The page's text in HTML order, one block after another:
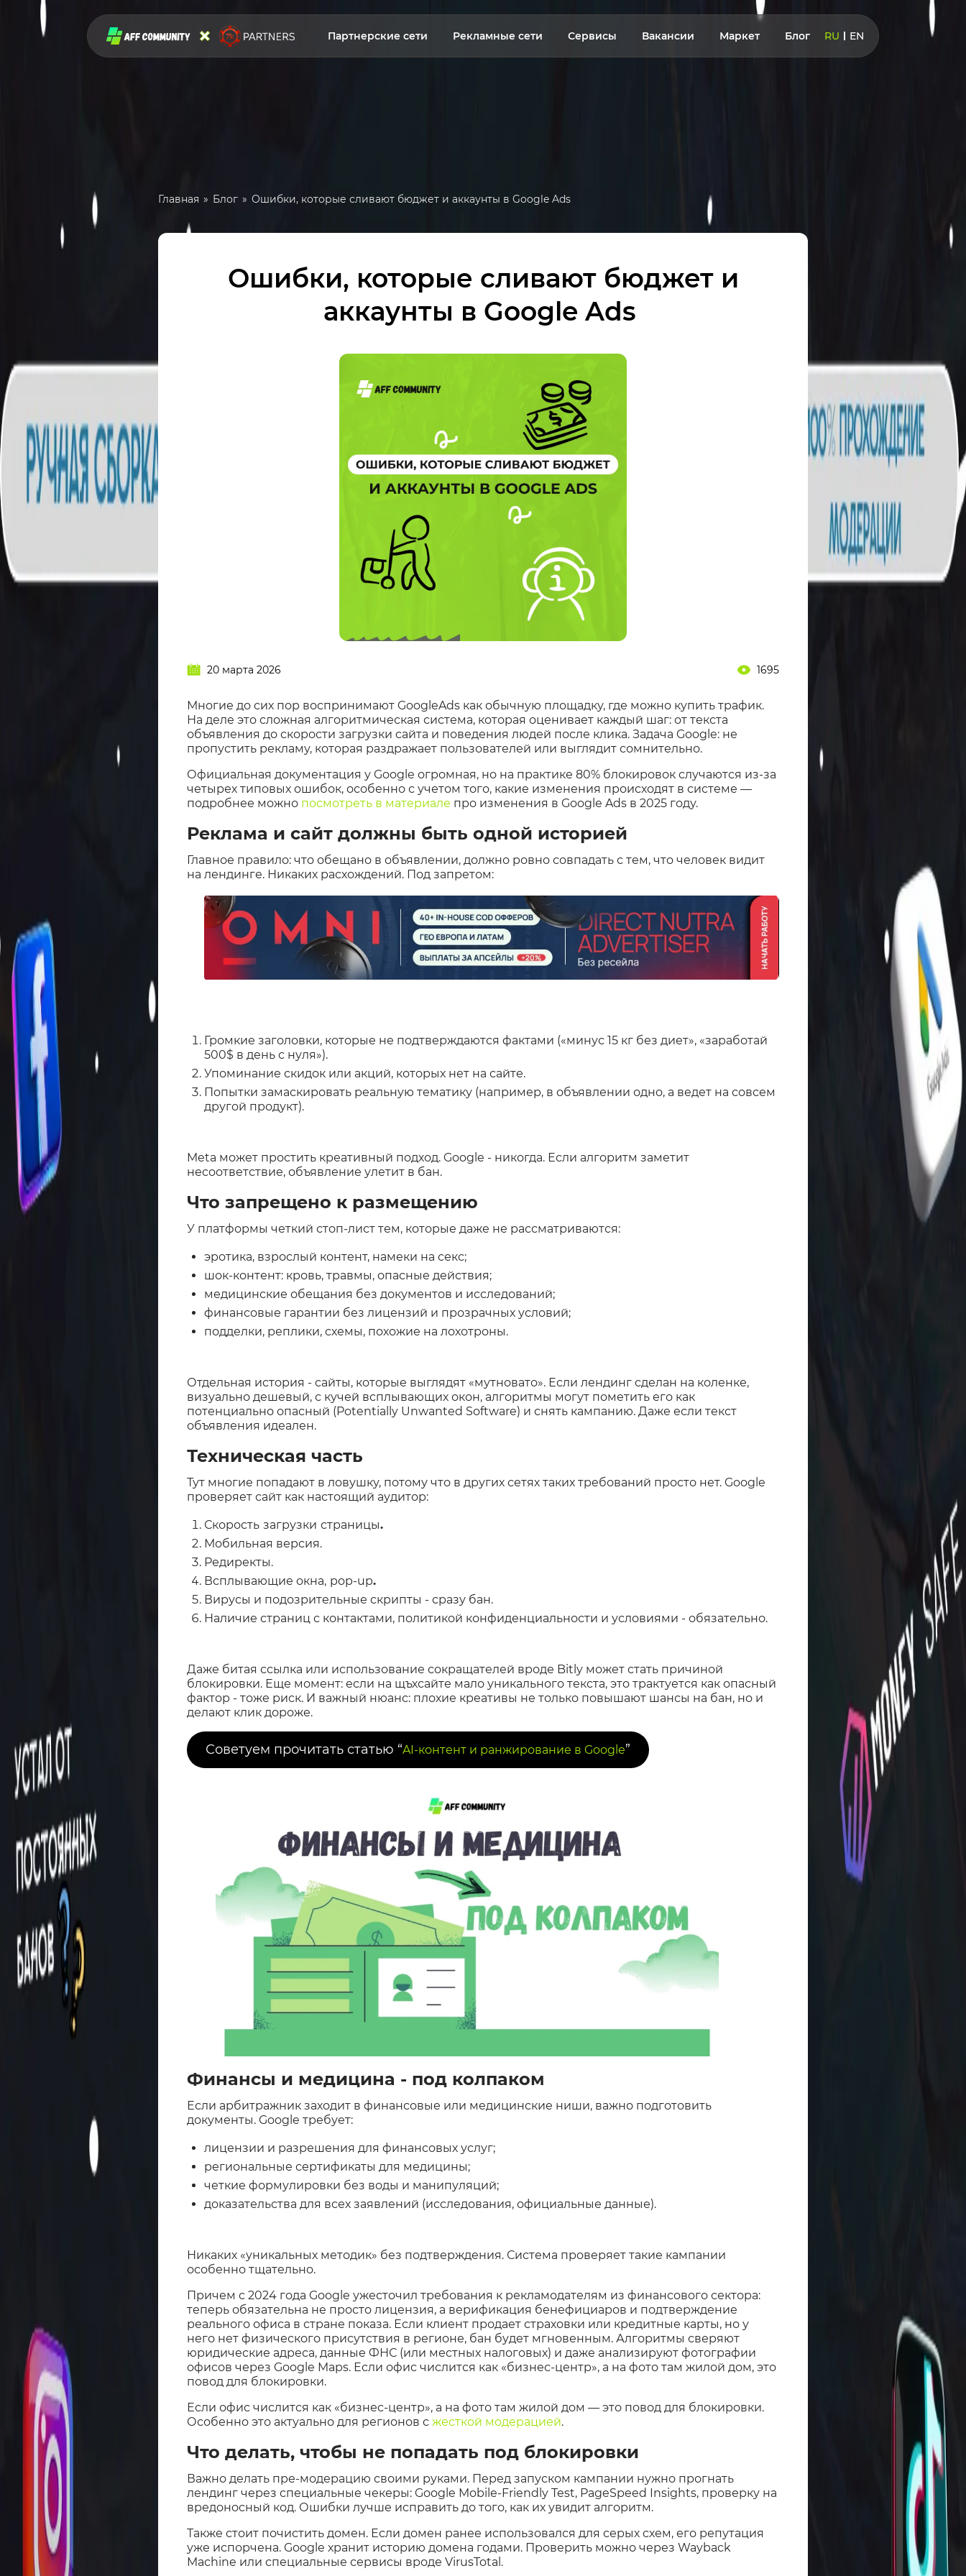
Партнерские сети Рекламные сети Сервисы Вакансии Маркет Блог RU EN
Главная Блог Ошибки, которые сливают бюджет и аккаунты в Google Ads
Ошибки, которые сливают бюджет и
аккаунты в Google Ads
20 марта 2026 1695
Многие до сих пор воспринимают GoogleAds как обычную площадку, где можно купить трафик.
На деле это сложная алгоритмическая система, которая оценивает каждый шаг: от текста
объявления до скорости загрузки сайта и поведения людей после клика. Задача Google: не
пропустить рекламу, которая раздражает пользователей или выглядит сомнительно.
Официальная документация у Google огромная, но на практике 80% блокировок случаются из-за
четырех типовых ошибок, особенно с учетом того, какие изменения происходят в системе —
подробнее можно посмотреть в материале про изменения в Google Ads в 2025 году.
Реклама и сайт должны быть одной историей
Главное правило: что обещано в объявлении, должно ровно совпадать с тем, что человек видит
на лендинге. Никаких расхождений. Под запретом:
Громкие заголовки, которые не подтверждаются фактами («минус 15 кг без диет», «заработай
500$ в день с нуля»).
Упоминание скидок или акций, которых нет на сайте.
Попытки замаскировать реальную тематику (например, в объявлении одно, а ведет на совсем
другой продукт).
Meta может простить креативный подход. Google - никогда. Если алгоритм заметит
несоответствие, объявление улетит в бан.
Что запрещено к размещению
У платформы четкий стоп-лист тем, которые даже не рассматриваются:
эротика, взрослый контент, намеки на секс;
шок-контент: кровь, травмы, опасные действия;
медицинские обещания без документов и исследований;
финансовые гарантии без лицензий и прозрачных условий;
подделки, реплики, схемы, похожие на лохотроны.
Отдельная история - сайты, которые выглядят «мутновато». Если лендинг сделан на коленке,
визуально дешевый, с кучей всплывающих окон, алгоритмы могут пометить его как
потенциально опасный (Potentially Unwanted Software) и снять кампанию. Даже если текст
объявления идеален.
Техническая часть
Тут многие попадают в ловушку, потому что в других сетях таких требований просто нет. Google
проверяет сайт как настоящий аудитор:
Скорость загрузки страницы.
Мобильная версия.
Редиректы.
Всплывающие окна, pop-up.
Вирусы и подозрительные скрипты - сразу бан.
Наличие страниц с контактами, политикой конфиденциальности и условиями - обязательно.
Даже битая ссылка или использование сокращателей вроде Bitly может стать причиной
блокировки. Еще момент: если на щъхсайте мало уникального текста, это трактуется как опасный
фактор - тоже риск. И важный нюанс: плохие креативы не только повышают шансы на бан, но и
делают клик дороже.
Советуем прочитать статью “AI-контент и ранжирование в Google”
Финансы и медицина - под колпаком
Если арбитражник заходит в финансовые или медицинские ниши, важно подготовить
документы. Google требует:
лицензии и разрешения для финансовых услуг;
региональные сертификаты для медицины;
четкие формулировки без воды и манипуляций;
доказательства для всех заявлений (исследования, официальные данные).
Никаких «уникальных методик» без подтверждения. Система проверяет такие кампании
особенно тщательно.
Причем с 2024 года Google ужесточил требования к рекламодателям из финансового сектора:
теперь обязательна не просто лицензия, а верификация бенефициаров и подтверждение
реального офиса в стране показа. Если клиент продает страховки или кредитные карты, но у
него нет физического присутствия в регионе, бан будет мгновенным. Алгоритмы сверяют
юридические адреса, данные ФНС (или местных налоговых) и даже анализируют фотографии
офисов через Google Maps. Если офис числится как «бизнес-центр», а на фото там жилой дом, это
повод для блокировки.
Если офис числится как «бизнес-центр», а на фото там жилой дом — это повод для блокировки.
Особенно это актуально для регионов с жесткой модерацией.
Что делать, чтобы не попадать под блокировки
Важно делать пре-модерацию своими руками. Перед запуском кампании нужно прогнать
лендинг через специальные чекеры: Google Mobile-Friendly Test, PageSpeed Insights, проверку на
вредоносный код. Ошибки лучше исправить до того, как их увидит алгоритм.
Также стоит почистить домен. Если домен ранее использовался для серых схем, его репутация
уже испорчена. Google хранит историю домена годами. Проверить можно через Wayback
Machine или специальные сервисы вроде VirusTotal.